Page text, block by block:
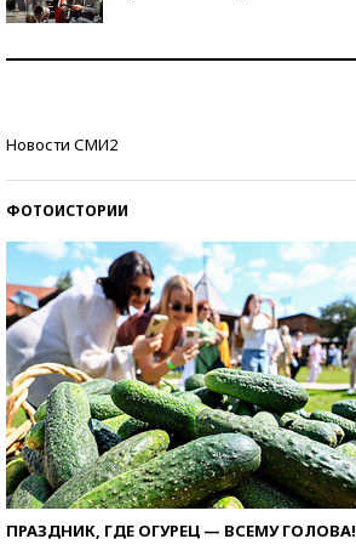
Новости СМИ2
ФОТОИСТОРИИ
ПРАЗДНИК, ГДЕ ОГУРЕЦ — ВСЕМУ ГОЛОВА!